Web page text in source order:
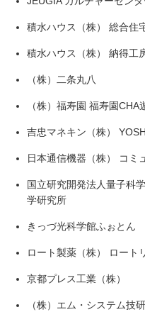
積水ハウス（株） 総合住
積水ハウス（株） 納得工
（株）二条丸八
（株）福寿園 福寿園CHA
吉忠マネキン（株）
日本通信機器（株） コミ
国立研究開発法人量子科
学研究所
きっづ光科学館ふぉとん
ロート製薬（株） ロート
京都プレス工業（株）
（株）エム・システム技